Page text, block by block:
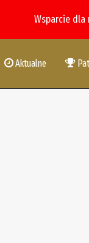
Wsparcie dla
Aktualne